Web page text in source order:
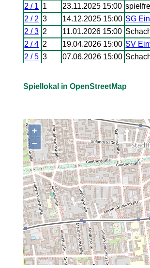
2 / 1 1 23.11.2025 15:00
2 / 2 3 14.12.2025 15:00 SG
2 / 3 2 11.01.2026 15:00
2 / 4 2 19.04.2026 15:00 SV
2 / 5 3 07.06.2026 15:00
Spiellokal in OpenStreetMap
+
−
,